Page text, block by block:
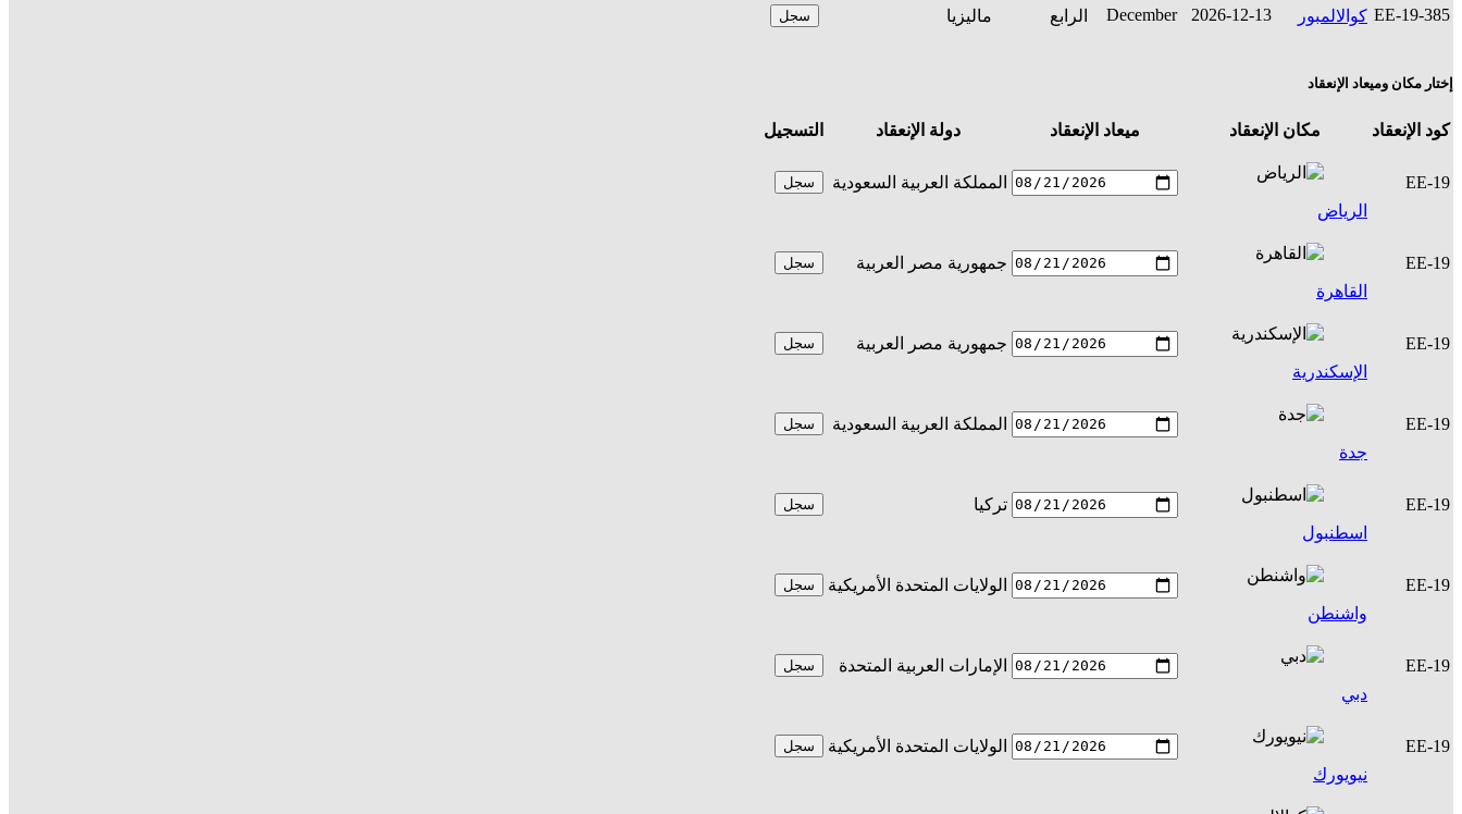
EE-19-385 كوالالمبور 2026-12-13
December الرابع ماليزيا سجل
إختار مكان وميعاد الإنعقاد
كود الإنعقاد مكان الإنعقاد ميعاد الإنعقاد دولة الإنعقاد التسجيل
EE-19
الرياض
المملكة العربية السعودية سجل
EE-19
القاهرة
جمهورية مصر العربية سجل
EE-19
الإسكندرية
جمهورية مصر العربية سجل
EE-19
جدة
المملكة العربية السعودية سجل
EE-19
اسطنبول
تركيا سجل
EE-19
واشنطن
الولايات المتحدة الأمريكية سجل
EE-19
دبي
الإمارات العربية المتحدة سجل
EE-19
نيويورك
الولايات المتحدة الأمريكية سجل